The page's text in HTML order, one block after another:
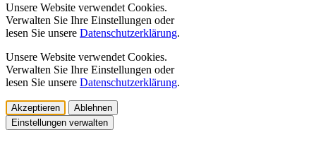
Unsere Website verwendet Cookies.
Verwalten Sie Ihre Einstellungen oder
lesen Sie unsere Datenschutzerklärung.
Unsere Website verwendet Cookies.
Verwalten Sie Ihre Einstellungen oder
lesen Sie unsere Datenschutzerklärung.
Akzeptieren
Ablehnen
Einstellungen verwalten